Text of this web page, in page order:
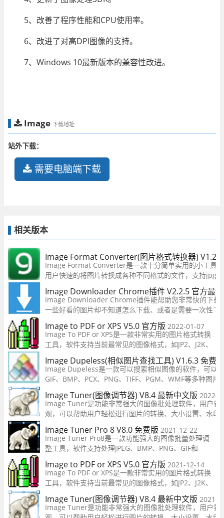
5、改善了程序性能和CPU使用率。
6、改进了对高DPI图像的支持。
7、Windows 10最新版本的兼容性改进。
Image 下载地址
站外下载：
需要电脑端下载
相关版本
Image Format Converter(图片格式转换器) V1.2
Image Format Converter是一款十分简单实用的小工具
用户快速的将图片转换成各种不同格式的文件，支持jpg
tiff、wmp、ico六款模式，而且还支持批量转换，有需要
吧！
Image Downloader Chrome插件 V2.2.5 官方最
Image Downloader Chrome插件能帮助您非常快的下载
一些好看的图片却不知道怎么下载、或者是需要一次性下
就可以用到这个插件了。需要的快来下载吧。
Image to PDF or XPS V5.0 官方版 2022-01-07
Image To PDF or XPS是一款非常实用的图片格式转换
工具，软件支持当前最常见的图像格式，如JP2、J2K、
JPF、PNG、BMP、TIF、EMF和WMF等格式文件都支
持，软件支持一键批量操作，让你在这可以轻松转换到
自己想要的图片格式，有需要的用户快来下载吧！
Image Dupeless(相似图片查找工具) V1.6.3 免费
Image Dupeless是一款可以搜索相似图像的软件，可以支
GIF、BMP、PCX、PNG、TIFF、PGM、WMF等多种图片
户快速搜索出电脑中相似的照片，方便用户删除，释放电
电脑性能。
Image Tuner(图像调节器) V8.4 最新中文版 2022-
Image Tuner是功能非常强大的图像批处理软件，用户界
观，可以帮助用户轻松进行图片的转换、大小设置、水印
加、旋转、着色、锐利等操作，满足不同用户对图片处理
部需求。软件基于极其快速的图像处理引擎，几乎没有控
Image Tuner Pro 8 V8.0 免费版 2021-12-22
Image Tuner Pro8是一款功能强大的图像批量处理调
整工具，软件支持处理JPEG、BMP、PNG、GIF和
TIFF、PCX等常用的图片格式，用户在这可以自由的调
整图片的参数，一键快速处理，让你在这可以轻松的处
理自己需要的图片，操作简单，有需要的用户快来下载
吧！
Image to PDF or XPS V5.0 官方版 2021-12-14
Image To PDF or XPS是一款非常实用的图片格式转换
工具，软件支持当前最常见的图像格式，如JP2、J2K、
JPF、PNG、BMP、TIF、EMF和WMF等格式文件都支
持，软件支持一键批量操作，让你在这可以轻松转换到
自己想要的图片格式，有需要的用户快来下载吧！
Image Tuner(图像调节器) V8.4 最新中文版 2021-
Image Tuner是功能非常强大的图像批处理软件，用户界